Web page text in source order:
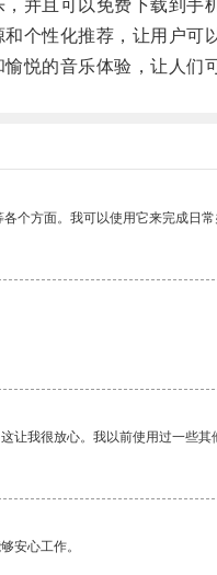
且可以免费下载到手机
性化推荐，让用户可以
的音乐体验，让人们可
个方面。我可以使用它来完成日常
我很放心。我以前使用过一些
安心工作。